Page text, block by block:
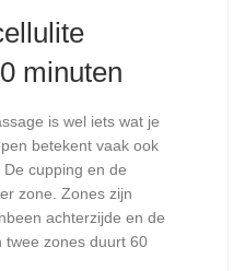
minuten
is wel iets wat je
betekent vaak ook
cupping en de
zone. Zones zijn
achterzijde en de
twee zones duurt 60